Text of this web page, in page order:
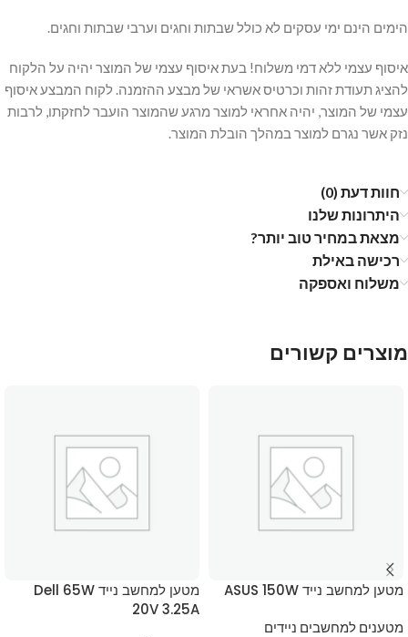
הימים הינם ימי עסקים לא כולל שבתות וחגים וערבי שבתות וחגים.
איסוף עצמי ללא דמי משלוח! בעת איסוף עצמי של המוצר יהיה על הלקוח
להציג תעודת זהות וכרטיס אשראי של מבצע ההזמנה. לקוח המבצע איסוף
עצמי של המוצר, יהיה אחראי למוצר מרגע שהמוצר הועבר לחזקתו, לרבות
נזק אשר נגרם למוצר במהלך הובלת המוצר.
חוות דעת (0)
היתרונות שלנו
מצאת במחיר טוב יותר?
רכישה באילת
משלוח ואספקה
מוצרים קשורים
מטען למחשב נייד ASUS 150W
מטענים למחשבים ניידים
מטען למחשב נייד Dell 65W
20V 3.25A